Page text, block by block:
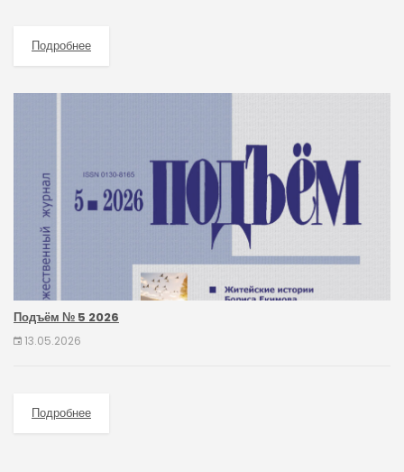
Подробнее
Подъём № 5 2026
13.05.2026
Подробнее